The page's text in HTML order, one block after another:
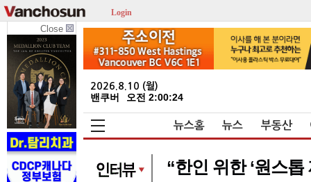
Login
Close
2026.8.10 (월)
밴쿠버 오전 2:00:25
뉴스홈 뉴스 부동산
“한인 위한 ‘원스